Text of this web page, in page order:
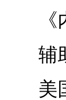
《内
辅助
美国